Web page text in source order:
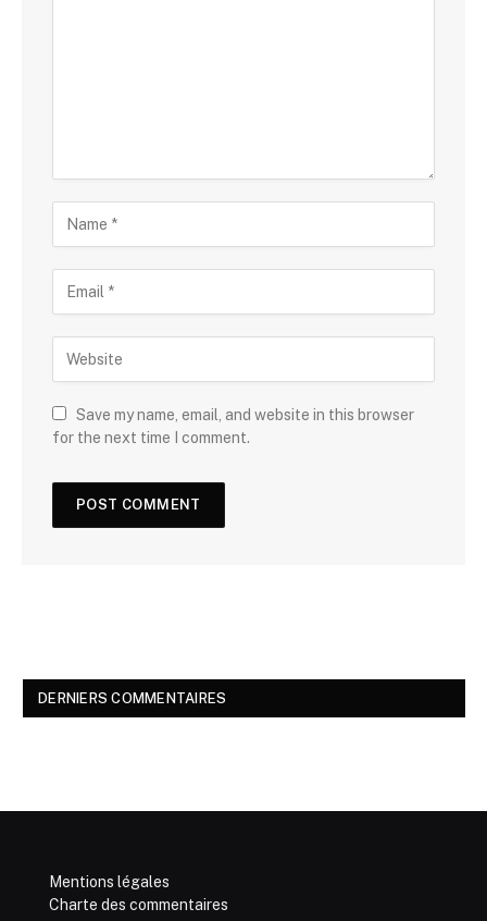
Save my name, email, and website in this browser
for the next time I comment.
DERNIERS COMMENTAIRES
Mentions légales
Charte des commentaires